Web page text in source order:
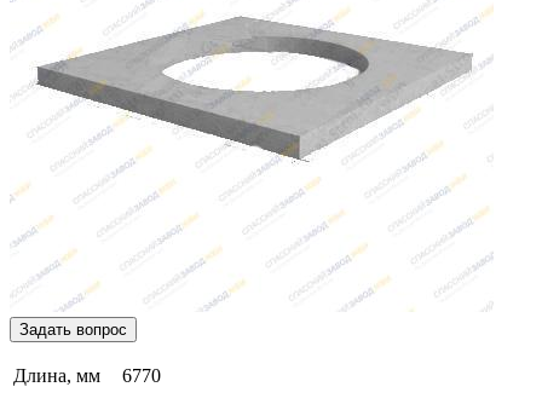
Задать вопрос
Длина, мм 6770